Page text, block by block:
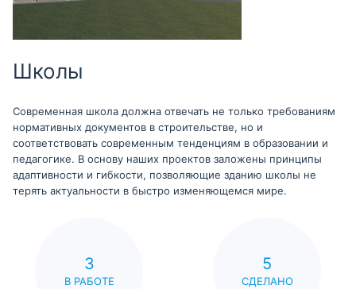
Школы
Современная школа должна отвечать не только требованиям
нормативных документов в строительстве, но и
соответствовать современным тенденциям в образовании и
педагогике. В основу наших проектов заложены принципы
адаптивности и гибкости, позволяющие зданию школы не
терять актуальности в быстро изменяющемся мире.
3
В РАБОТЕ
5
СДЕЛАНО